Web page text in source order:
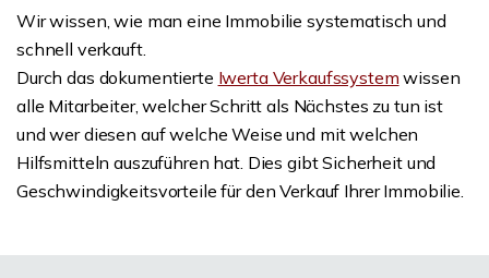
Wir wissen, wie man eine Immobilie systematisch und
schnell verkauft.
Durch das dokumentierte Iwerta Verkaufssystem wissen
alle Mitarbeiter, welcher Schritt als Nächstes zu tun ist
und wer diesen auf welche Weise und mit welchen
Hilfsmitteln auszuführen hat. Dies gibt Sicherheit und
Geschwindigkeitsvorteile für den Verkauf Ihrer Immobilie.